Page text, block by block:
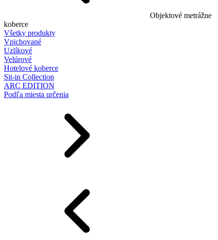
Objektové metrážne
koberce
Všetky produkty
Vpichované
Uzlíkové
Velúrové
Hotelové koberce
Sit-in Collection
ARC EDITION
Podľa miesta určenia